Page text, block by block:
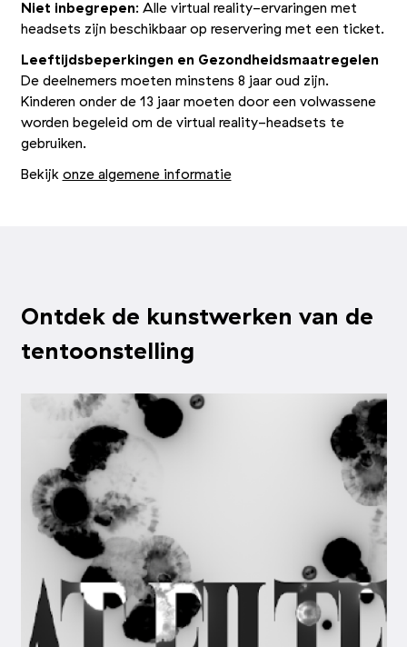
Niet inbegrepen: Alle virtual reality-ervaringen met
headsets zijn beschikbaar op reservering met een ticket.
Leeftijdsbeperkingen en Gezondheidsmaatregelen
De deelnemers moeten minstens 8 jaar oud zijn.
Kinderen onder de 13 jaar moeten door een volwassene
worden begeleid om de virtual reality-headsets te
gebruiken.
Bekijk onze algemene informatie
Ontdek de kunstwerken van de
tentoonstelling